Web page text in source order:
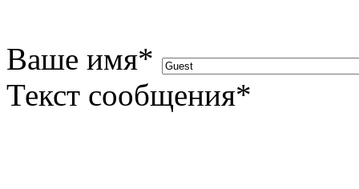
Ваше имя*
Текст сообщения*